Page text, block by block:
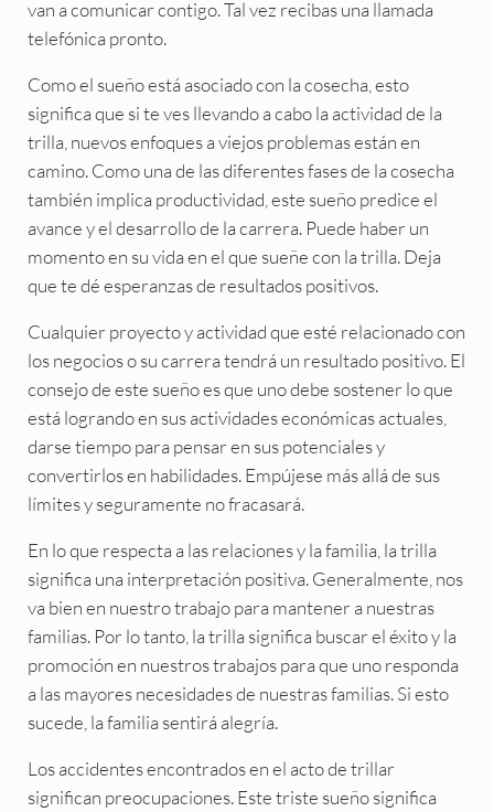
van a comunicar contigo. Tal vez recibas una llamada
telefónica pronto.
Como el sueño está asociado con la cosecha, esto
significa que si te ves llevando a cabo la actividad de la
trilla, nuevos enfoques a viejos problemas están en
camino. Como una de las diferentes fases de la cosecha
también implica productividad, este sueño predice el
avance y el desarrollo de la carrera. Puede haber un
momento en su vida en el que sueñe con la trilla. Deja
que te dé esperanzas de resultados positivos.
Cualquier proyecto y actividad que esté relacionado con
los negocios o su carrera tendrá un resultado positivo. El
consejo de este sueño es que uno debe sostener lo que
está logrando en sus actividades económicas actuales,
darse tiempo para pensar en sus potenciales y
convertirlos en habilidades. Empújese más allá de sus
límites y seguramente no fracasará.
En lo que respecta a las relaciones y la familia, la trilla
significa una interpretación positiva. Generalmente, nos
va bien en nuestro trabajo para mantener a nuestras
familias. Por lo tanto, la trilla significa buscar el éxito y la
promoción en nuestros trabajos para que uno responda
a las mayores necesidades de nuestras familias. Si esto
sucede, la familia sentirá alegría.
Los accidentes encontrados en el acto de trillar
significan preocupaciones. Este triste sueño significa